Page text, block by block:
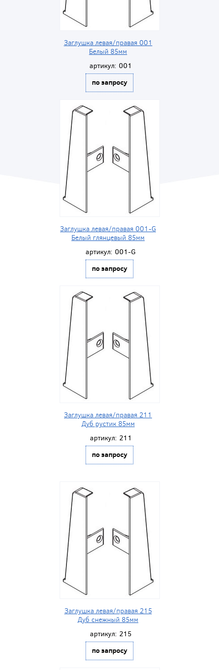
Заглушка левая/правая 001
Белый 85мм
артикул: 001
по запросу
Заглушка левая/правая 001-G
Белый глянцевый 85мм
артикул: 001-G
по запросу
Заглушка левая/правая 211
Дуб рустик 85мм
артикул: 211
по запросу
Заглушка левая/правая 215
Дуб снежный 85мм
артикул: 215
по запросу